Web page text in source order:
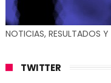
NOTICIAS, RESULTADOS
TWITTER